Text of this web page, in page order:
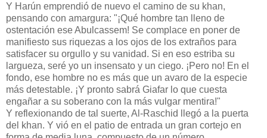
Y Harún emprendió de nuevo el camino de su khan,
pensando con amargura: "¡Qué hombre tan lleno de
ostentación ese Abulcassem! Se complace en poner de
manifiesto sus riquezas a los ojos de los extraños para
satisfacer su orgullo y su vanidad. Si en eso estriba su
largueza, seré yo un insensato y un ciego. ¡Pero no! En el
fondo, ese hombre no es más que un avaro de la especie
más detestable. ¡Y pronto sabrá Giafar lo que cuesta
engañar a su soberano con la más vulgar mentira!"
Y reflexionando de tal suerte, Al-Raschid llegó a la puerta
del khan. Y vió en el patio de entrada un gran cortejo en